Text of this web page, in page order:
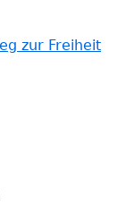
zur Freiheit